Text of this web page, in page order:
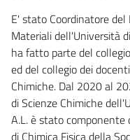
E' stato Coordinatore
Materiali dell'Università
ha fatto parte del
ed del collegio dei
Chimiche. Dal 2020 al
di Scienze Chimiche
A.L. è stato componente
di Chimica Fisica della